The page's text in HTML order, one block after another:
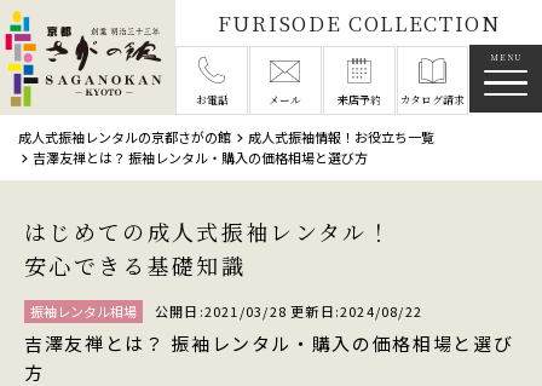
FURISODE COLLECTION
お電話 メール 来店予約 カタログ請求
成人式振袖レンタルの京都さがの館
成人式振袖情報！お役立ち一覧
吉澤友禅とは？ 振袖レンタル・購入の価格相場と選び方
はじめての成人式振袖レンタル！
安心できる基礎知識
振袖レンタル相場 公開日:2021/03/28 更新日:2024/08/22
吉澤友禅とは？ 振袖レンタル・購入の価格相場と選び
方
メニ